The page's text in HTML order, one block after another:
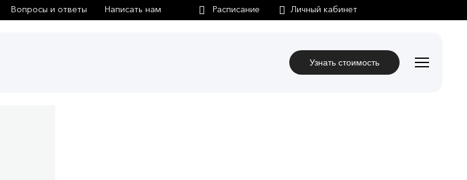
Вопросы и ответы Написать нам Личный кабинет
Узнать стоимость